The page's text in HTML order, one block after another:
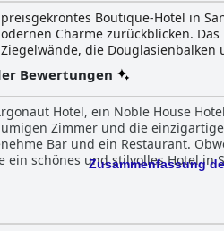
Boutique-Hotel in
Charme zurückblicken.
die Douglasienbalken
einen atemberaubenden
und einen einfachen
Chowders in einer
Zertifizierungen unterstrichen
das Argonaut eine Vielzahl von
Bewertungen
Hotel, ein Noble House
Zimmer und die
Bar und ein Restaurant.
ein schönes und stilvolles Hotel in
Zusammenfassung